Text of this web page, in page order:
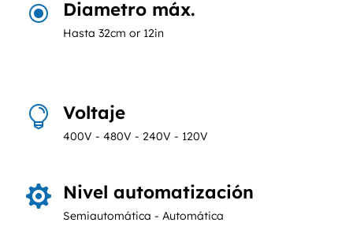
\ Diametro máx.
Hasta 32cm or 12in
 Voltaje
400V - 480V - 240V - 120V
 Nivel automatización
Semiautomática - Automática